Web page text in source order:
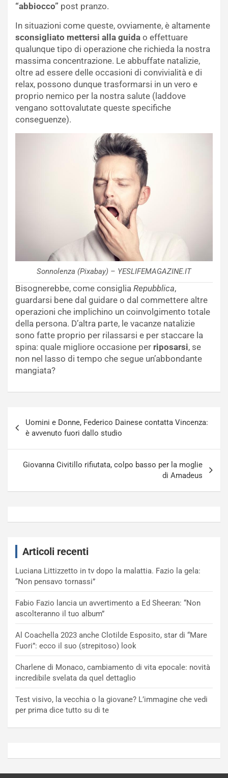
“abbiocco” post pranzo.
In situazioni come queste, ovviamente, è altamente
sconsigliato mettersi alla guida o effettuare
qualunque tipo di operazione che richieda la nostra
massima concentrazione. Le abbuffate natalizie,
oltre ad essere delle occasioni di convivialità e di
relax, possono dunque trasformarsi in un vero e
proprio nemico per la nostra salute (laddove
vengano sottovalutate queste specifiche
conseguenze).
Sonnolenza (Pixabay) – YESLIFEMAGAZINE.IT
Bisognerebbe, come consiglia Repubblica,
guardarsi bene dal guidare o dal commettere altre
operazioni che implichino un coinvolgimento totale
della persona. D’altra parte, le vacanze natalizie
sono fatte proprio per rilassarsi e per staccare la
spina: quale migliore occasione per riposarsi, se
non nel lasso di tempo che segue un’abbondante
mangiata?
articoli
Uomini e Donne, Federico Dainese contatta Vincenza:
è avvenuto fuori dallo studio
Giovanna Civitillo rifiutata, colpo basso per la moglie
di Amadeus
Articoli recenti
Luciana Littizzetto in tv dopo la malattia. Fazio la gela:
“Non pensavo tornassi”
Fabio Fazio lancia un avvertimento a Ed Sheeran: “Non
ascolteranno il tuo album”
Al Coachella 2023 anche Clotilde Esposito, star di “Mare
Fuori”: ecco il suo (strepitoso) look
Charlene di Monaco, cambiamento di vita epocale: novità
incredibile svelata da quel dettaglio
Test visivo, la vecchia o la giovane? L’immagine che vedi
per prima dice tutto su di te